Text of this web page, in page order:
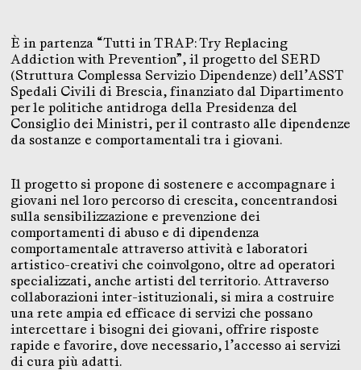
È in partenza “Tutti in TRAP: Try Replacing
Addiction with Prevention”, il progetto del SERD
(Struttura Complessa Servizio Dipendenze) dell’ASST
Spedali Civili di Brescia, finanziato dal Dipartimento
per le politiche antidroga della Presidenza del
Consiglio dei Ministri, per il contrasto alle dipendenze
da sostanze e comportamentali tra i giovani.
Il progetto si propone di sostenere e accompagnare i
giovani nel loro percorso di crescita, concentrandosi
sulla sensibilizzazione e prevenzione dei
comportamenti di abuso e di dipendenza
comportamentale attraverso attività e laboratori
artistico-creativi che coinvolgono, oltre ad operatori
specializzati, anche artisti del territorio. Attraverso
collaborazioni inter-istituzionali, si mira a costruire
una rete ampia ed efficace di servizi che possano
intercettare i bisogni dei giovani, offrire risposte
rapide e favorire, dove necessario, l’accesso ai servizi
di cura più adatti.